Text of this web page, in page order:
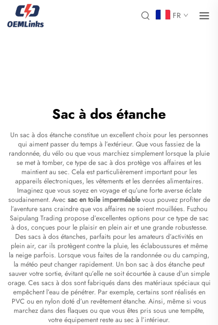
FR
Sac à dos étanche
Un sac à dos étanche constitue un excellent choix pour les personnes
qui aiment passer du temps à l’extérieur. Que vous fassiez de la
randonnée, du vélo ou que vous marchiez simplement lorsque la pluie
se met à tomber, ce type de sac à dos protège vos affaires et les
maintient au sec. Cela est particulièrement important pour les
appareils électroniques, les vêtements et les denrées alimentaires.
Imaginez que vous soyez en voyage et qu’une forte averse éclate
soudainement. Avec sac en toile imperméablevous pouvez profiter de
l’aventure sans craindre que vos affaires ne soient mouillées. Fuzhou
Saipulang Trading propose d’excellentes options pour ce type de sac
à dos, conçues pour le plaisir en plein air et une grande robustesse.
Des sacs à dos étanches, parfaits pour les amateurs d’activités en
plein air, car ils protègent contre la pluie, les éclaboussures et même
la neige parfois. Lorsque vous faites de la randonnée ou du camping,
la météo peut changer rapidement. Un bon sac à dos étanche peut
sauver votre sortie, évitant qu’elle ne soit écourtée à cause d’un simple
orage. Ces sacs à dos sont fabriqués dans des matériaux spéciaux qui
empêchent l’eau de pénétrer. Par exemple, certains sont réalisés en
PVC ou en nylon doté d’un revêtement étanche. Ainsi, même si vous
marchez dans des flaques ou que vous êtes pris sous une tempête,
votre équipement reste au sec à l’intérieur.